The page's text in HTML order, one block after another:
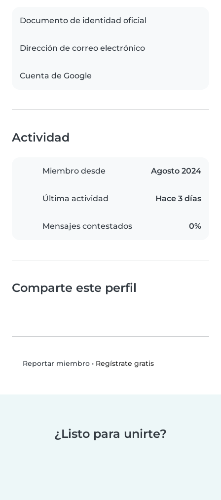
Documento de identidad oficial
Dirección de correo electrónico
Cuenta de Google
Actividad
Miembro desde Agosto 2024
Última actividad Hace 3 días
Mensajes contestados 0%
Comparte este perfil
Reportar miembro• Regístrate gratis
¿Listo para unirte?